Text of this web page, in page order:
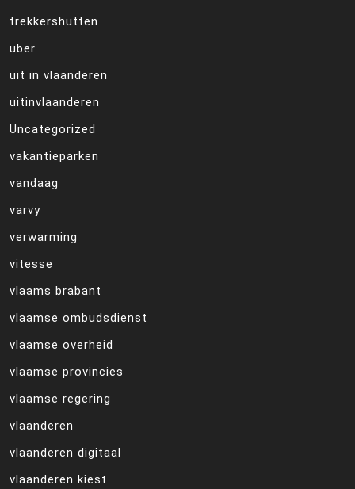
trekkershutten
uber
uit in vlaanderen
uitinvlaanderen
Uncategorized
vakantieparken
vandaag
varvy
verwarming
vitesse
vlaams brabant
vlaamse ombudsdienst
vlaamse overheid
vlaamse provincies
vlaamse regering
vlaanderen
vlaanderen digitaal
vlaanderen kiest